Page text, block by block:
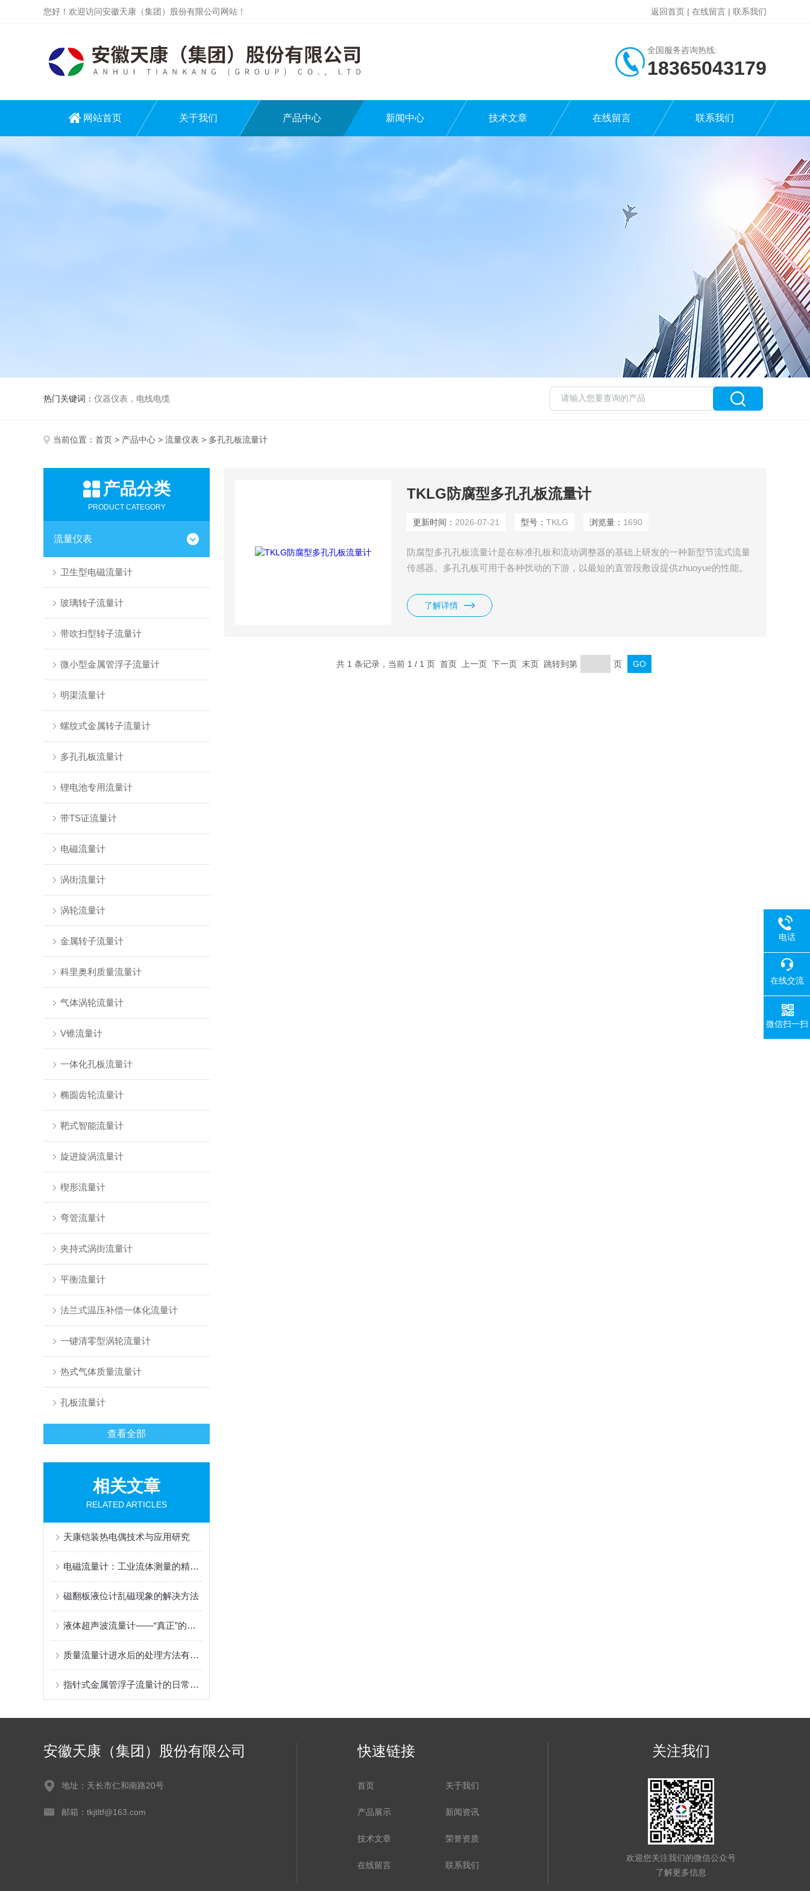
您好！欢迎访问安徽天康（集团）股份有限公司网站！ 返回首页 | 在线留言 | 联系我们
全国服务咨询热线:
18365043179
网站首页 关于我们 产品中心 新闻中心 技术文章 在线留言 联系我们
热门关键词： 仪器仪表，电线电缆
当前位置： 首页 > 产品中心 > 流量仪表 > 多孔孔板流量计
产品分类
PRODUCT CATEGORY
流量仪表
卫生型电磁流量计
玻璃转子流量计
带吹扫型转子流量计
微小型金属管浮子流量计
明渠流量计
螺纹式金属转子流量计
多孔孔板流量计
锂电池专用流量计
带TS证流量计
电磁流量计
涡街流量计
涡轮流量计
金属转子流量计
科里奥利质量流量计
气体涡轮流量计
V锥流量计
一体化孔板流量计
椭圆齿轮流量计
靶式智能流量计
旋进旋涡流量计
楔形流量计
弯管流量计
夹持式涡街流量计
平衡流量计
法兰式温压补偿一体化流量计
一键清零型涡轮流量计
热式气体质量流量计
孔板流量计
查看全部
相关文章
RELATED ARTICLES
天康铠装热电偶技术与应用研究
电磁流量计：工业流体测量的精密之选
磁翻板液位计乱磁现象的解决方法
液体超声波流量计——“真正”的双声道设计，让流量测量更可靠
质量流量计进水后的处理方法有哪些
指针式金属管浮子流量计的日常维护
TKLG防腐型多孔孔板流量计
更新时间： 2026-07-21 型号：TKLG 浏览量： 1690
防腐型多孔孔板流量计是在标准孔板和流动调整器的基础上研发的一种新型节流式流量
传感器。多孔孔板可用于各种扰动的下游，以最短的直管段敷设提供zhuoyue的性能。
了解详情
共 1 条记录，当前 1 / 1 页 首页 上一页 下一页 末页 跳转到第 页
安徽天康（集团）股份有限公司
地址：天长市仁和南路20号
邮箱：tkjtltf@163.com
快速链接
首页 关于我们
产品展示 新闻资讯
技术文章 荣誉资质
在线留言 联系我们
关注我们
欢迎您关注我们的微信公众号
了解更多信息
电话
在线交流
微信扫一扫